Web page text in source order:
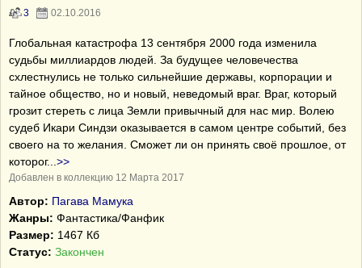
3 02.10.2016
Глобальная катастрофа 13 сентября 2000 года изменила
судьбы миллиардов людей. За будущее человечества
схлестнулись не только сильнейшие державы, корпорации и
тайное общество, но и новый, неведомый враг. Враг, который
грозит стереть с лица Земли привычный для нас мир. Волею
судеб Икари Синдзи оказывается в самом центре событий, без
своего на то желания. Сможет ли он принять своё прошлое, от
которог... >>
Добавлен в коллекцию 12 Марта 2017
Автор: Пагава Мамука
Жанры: Фантастика/Фанфик
Размер: 1467 Кб
Статус: Закончен